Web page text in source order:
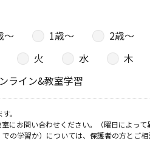
〜 1歳〜 2歳〜
火 水 木
ライン&教室学習
。
お問い合わせください。（曜日によって
学習か）については、保護者の方とご相